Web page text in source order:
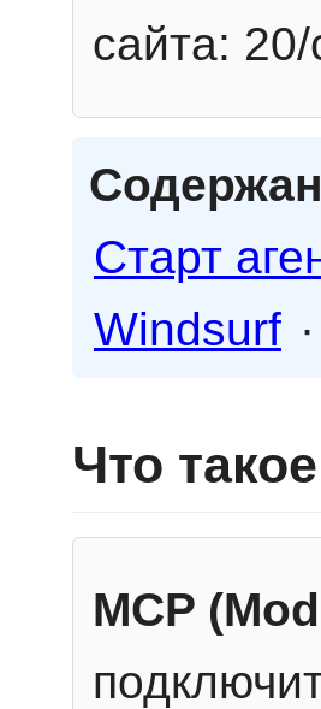
сайта: 20/
Старт
Windsurf ·
Что
MCP